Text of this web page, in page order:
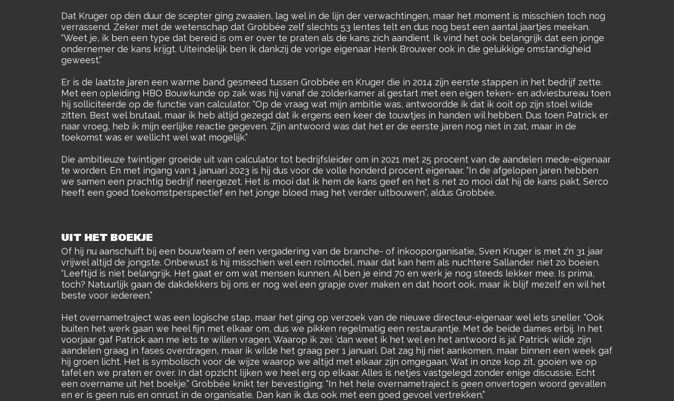
Dat Kruger op den duur de scepter ging zwaaien, lag wel in de lijn der verwachtingen, maar het moment is misschien toch nog
verrassend. Zeker met de wetenschap dat Grobbée zelf slechts 53 lentes telt en dus nog best een aantal jaartjes meekan.
“Weet je, ik ben een type dat bereid is om er over te praten als de kans zich aandient. Ik vind het ook belangrijk dat een jonge
ondernemer de kans krijgt. Uiteindelijk ben ik dankzij de vorige eigenaar Henk Brouwer ook in die gelukkige omstandigheid
geweest.”
Er is de laatste jaren een warme band gesmeed tussen Grobbée en Kruger die in 2014 zijn eerste stappen in het bedrijf zette.
Met een opleiding HBO Bouwkunde op zak was hij vanaf de zolderkamer al gestart met een eigen teken- en adviesbureau toen
hij solliciteerde op de functie van calculator. “Op de vraag wat mijn ambitie was, antwoordde ik dat ik ooit op zijn stoel wilde
zitten. Best wel brutaal, maar ik heb altijd gezegd dat ik ergens een keer de touwtjes in handen wil hebben. Dus toen Patrick er
naar vroeg, heb ik mijn eerlijke reactie gegeven. Zijn antwoord was dat het er de eerste jaren nog niet in zat, maar in de
toekomst was er wellicht wel wat mogelijk.”
Die ambitieuze twintiger groeide uit van calculator tot bedrijfsleider om in 2021 met 25 procent van de aandelen mede-eigenaar
te worden. En met ingang van 1 januari 2023 is hij dus voor de volle honderd procent eigenaar. “In de afgelopen jaren hebben
we samen een prachtig bedrijf neergezet. Het is mooi dat ik hem de kans geef en het is net zo mooi dat hij de kans pakt. Serco
heeft een goed toekomstperspectief en het jonge bloed mag het verder uitbouwen”, aldus Grobbée.
UIT HET BOEKJE
Of hij nu aanschuift bij een bouwteam of een vergadering van de branche- of inkooporganisatie, Sven Kruger is met z’n 31 jaar
vrijwel altijd de jongste. Onbewust is hij misschien wel een rolmodel, maar dat kan hem als nuchtere Sallander niet zo boeien.
“Leeftijd is niet belangrijk. Het gaat er om wat mensen kunnen. Al ben je eind 70 en werk je nog steeds lekker mee. Is prima,
toch? Natuurlijk gaan de dakdekkers bij ons er nog wel een grapje over maken en dat hoort ook, maar ik blijf mezelf en wil het
beste voor iedereen.”
Het overnametraject was een logische stap, maar het ging op verzoek van de nieuwe directeur-eigenaar wel iets sneller. “Ook
buiten het werk gaan we heel fijn met elkaar om, dus we pikken regelmatig een restaurantje. Met de beide dames erbij. In het
voorjaar gaf Patrick aan me iets te willen vragen. Waarop ik zei: ‘dan weet ik het wel en het antwoord is ja’. Patrick wilde zijn
aandelen graag in fases overdragen, maar ik wilde het graag per 1 januari. Dat zag hij niet aankomen, maar binnen een week gaf
hij groen licht. Het is symbolisch voor de wijze waarop we altijd met elkaar zijn omgegaan. Wat in onze kop zit, gooien we op
tafel en we praten er over. In dat opzicht lijken we heel erg op elkaar. Alles is netjes vastgelegd zonder enige discussie. Echt
een overname uit het boekje.” Grobbée knikt ter bevestiging: “In het hele overnametraject is geen onvertogen woord gevallen
en er is geen ruis en onrust in de organisatie. Dan kan ik dus ook met een goed gevoel vertrekken.”